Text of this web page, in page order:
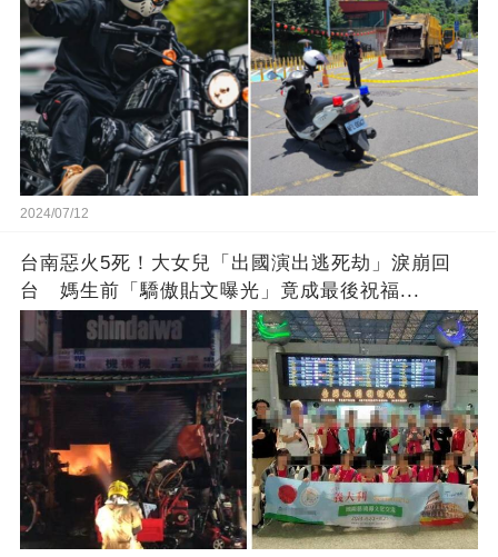
2024/07/12
台南惡火5死！大女兒「出國演出逃死劫」淚崩回
台 媽生前「驕傲貼文曝光」竟成最後祝福...